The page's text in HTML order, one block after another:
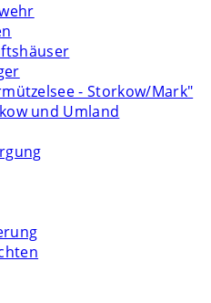
- Storkow/Mark"
und Umland